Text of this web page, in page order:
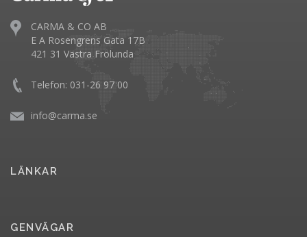
CARMA & CO AB
E A Rosengrens Gata 17B
421 31 Västra Frölunda
Telefon: 031-26 97 00
info@carma.se
LÄNKAR
GENVÄGAR